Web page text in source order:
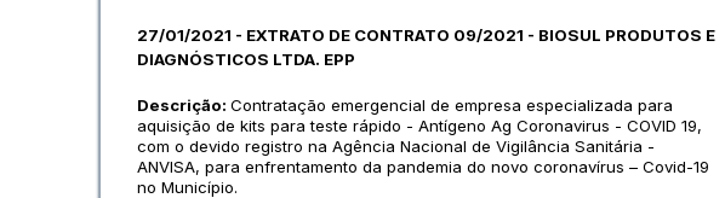
27/01/2021 - EXTRATO DE CONTRATO 09/2021 - BIOSUL PRODUTOS E
DIAGNÓSTICOS LTDA. EPP
Descrição: Contratação emergencial de empresa especializada para
aquisição de kits para teste rápido - Antígeno Ag Coronavirus - COVID 19,
com o devido registro na Agência Nacional de Vigilância Sanitária -
ANVISA, para enfrentamento da pandemia do novo coronavírus – Covid-19
no Município.